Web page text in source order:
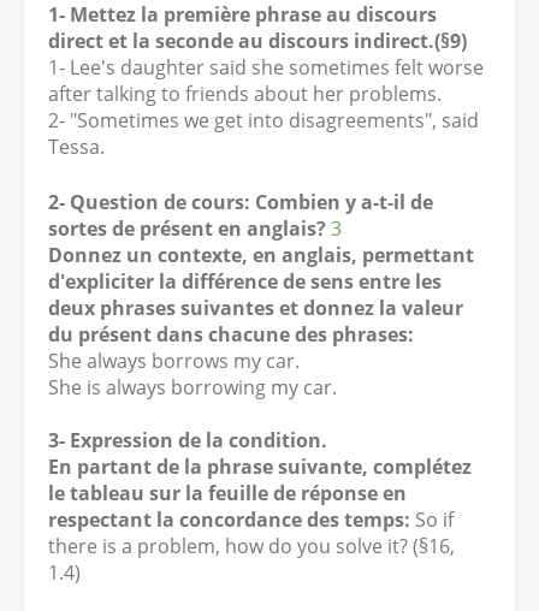
1- Mettez la première phrase au discours
direct et la seconde au discours indirect.(§9)
1- Lee's daughter said she sometimes felt worse
after talking to friends about her problems.
2- "Sometimes we get into disagreements", said
Tessa.
2- Question de cours: Combien y a-t-il de
sortes de présent en anglais? 3
Donnez un contexte, en anglais, permettant
d'expliciter la différence de sens entre les
deux phrases suivantes et donnez la valeur
du présent dans chacune des phrases:
She always borrows my car.
She is always borrowing my car.
3- Expression de la condition.
En partant de la phrase suivante, complétez
le tableau sur la feuille de réponse en
respectant la concordance des temps: So if
there is a problem, how do you solve it? (§16,
1.4)